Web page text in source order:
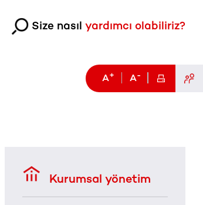
Size nasıl yardımcı olabiliriz?
A+ A-
Kurumsal yönetim